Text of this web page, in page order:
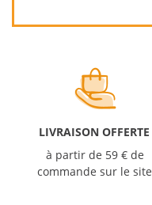
LIVRAISON OFFERTE
à partir de 59 € de
commande sur le site